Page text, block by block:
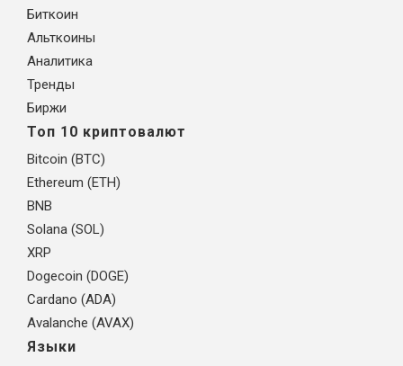
Биткоин
Альткоины
Аналитика
Тренды
Биржи
Топ 10 криптовалют
Bitcoin (BTC)
Ethereum (ETH)
BNB
Solana (SOL)
XRP
Dogecoin (DOGE)
Cardano (ADA)
Avalanche (AVAX)
Языки